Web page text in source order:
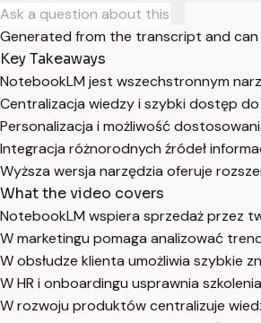
Generated from the transcript and
Key Takeaways
NotebookLM jest wszechstronnym
Centralizacja wiedzy i szybki dostęp
Personalizacja i możliwość
Integracja różnorodnych źródeł
Wyższa wersja narzędzia oferuje
What the video covers
NotebookLM wspiera sprzedaż przez
W marketingu pomaga analizować
W obsłudze klienta umożliwia szybkie
W HR i onboardingu usprawnia
W rozwoju produktów centralizuje